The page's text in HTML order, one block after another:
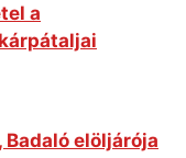
a
Badaló elöljárója